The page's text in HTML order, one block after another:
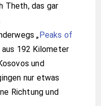
Theth, das gar
„ Peaks of
aus 192 Kilometer
und
nur etwas
Richtung und